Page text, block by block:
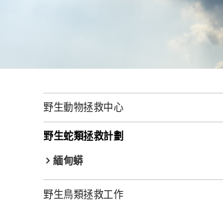
野生動物拯救中心
野生蛇類拯救計劃
緬甸蟒
野生鳥類拯救工作